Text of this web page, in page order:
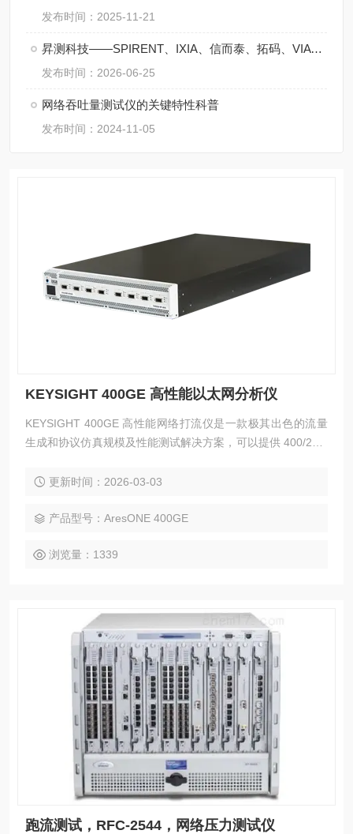
发布时间：2025-11-21
昇测科技——SPIRENT、IXIA、信而泰、拓码、VIAVI：五大网络测试品牌主流型号盘点
发布时间：2026-06-25
网络吞吐量测试仪的关键特性科普
发布时间：2024-11-05
KEYSIGHT 400GE 高性能以太网分析仪
KEYSIGHT 400GE 高性能网络打流仪是一款极其出色的流量
生成和协议仿真规模及性能测试解决方案，可以提供 400/200/
网分析仪更新时间：2026-03-03
产品型号：AresONE 400GE
浏览量：1339
跑流测试，RFC-2544，网络压力测试仪